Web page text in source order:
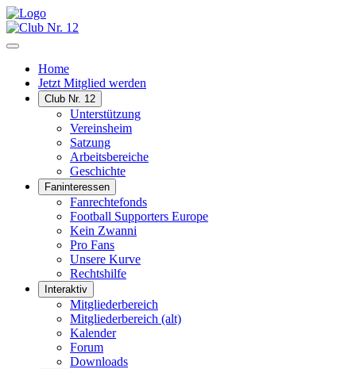
Home
Jetzt Mitglied werden
Club Nr. 12
Unterstützung
Vereinsheim
Satzung
Arbeitsbereiche
Geschichte
Faninteressen
Fanrechtefonds
Football Supporters Europe
Kein Zwanni
Pro Fans
Unsere Kurve
Rechtshilfe
Interaktiv
Mitgliederbereich
Mitgliederbereich (alt)
Kalender
Forum
Downloads